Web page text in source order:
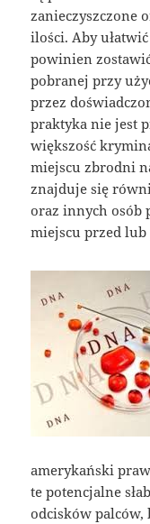
zanieczyszczone
ilości. Aby
powinien
pobranej przy
przez
praktyka nie jest
większość
miejscu zbrodni
znajduje się
oraz innych osób
miejscu przed lub
amerykański
te potencjalne
odcisków